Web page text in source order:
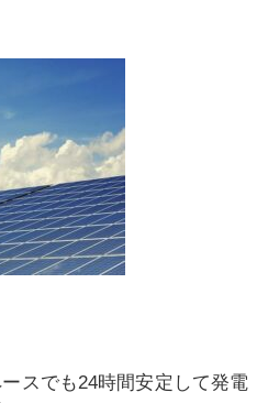
スでも24時間安定して発電